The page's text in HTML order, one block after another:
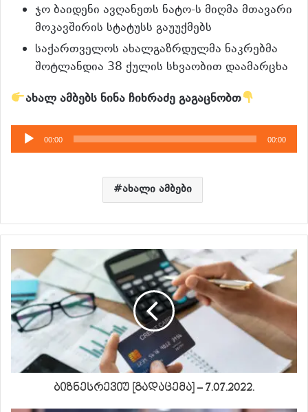
ჯო ბაიდენი ავღანეთს ნატო-ს მიღმა მთავარი
მოკავშირის სტატუსს გაუუქმებს
საქართველოს ახალგაზრდულმა ნაკრებმა
შოტლანდია 38 ქულის სხვაობით დაამარცხა
ახალ ამბებს ნინა ჩიხრაძე გაგაცნობთ
აუდიო
დამკვრელი
00:00 00:00
ახალი ამბები
ბიზნესრევიუ [გადაცემა] – 7.07.2022.